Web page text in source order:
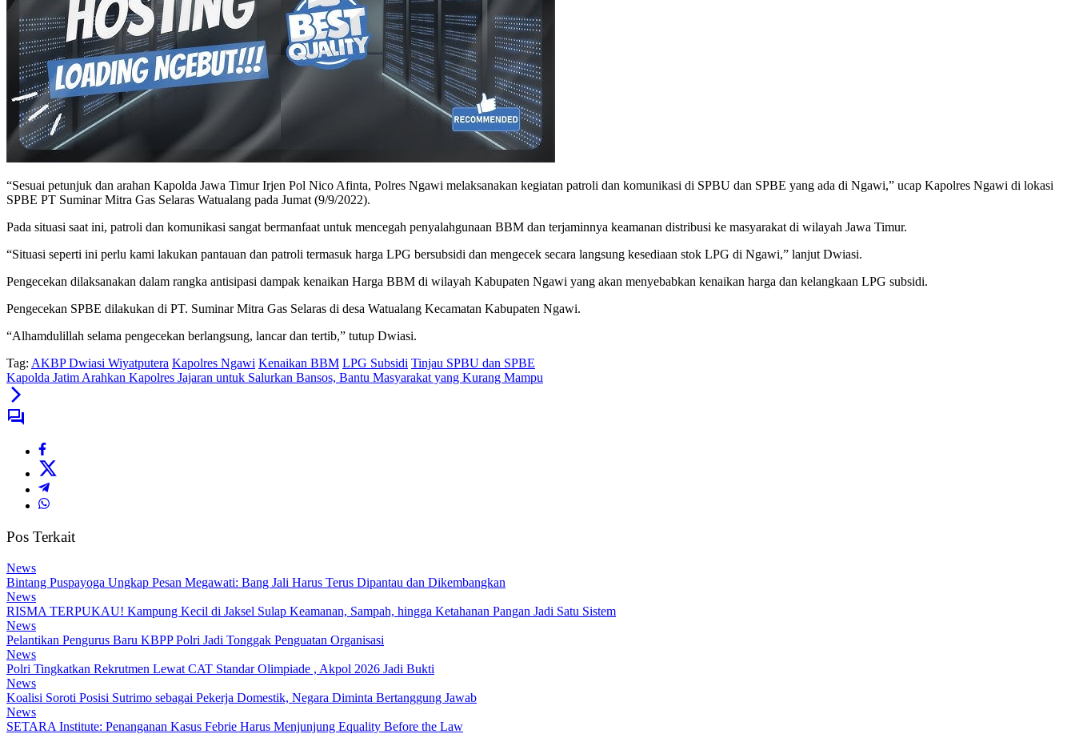
“Sesuai petunjuk dan arahan Kapolda Jawa Timur Irjen Pol Nico Afinta, Polres Ngawi melaksanakan kegiatan patroli dan komunikasi di SPBU dan SPBE yang ada di Ngawi,” ucap Kapolres Ngawi di lokasi
SPBE PT Suminar Mitra Gas Selaras Watualang pada Jumat (9/9/2022).
Pada situasi saat ini, patroli dan komunikasi sangat bermanfaat untuk mencegah penyalahgunaan BBM dan terjaminnya keamanan distribusi ke masyarakat di wilayah Jawa Timur.
“Situasi seperti ini perlu kami lakukan pantauan dan patroli termasuk harga LPG bersubsidi dan mengecek secara langsung kesediaan stok LPG di Ngawi,” lanjut Dwiasi.
Pengecekan dilaksanakan dalam rangka antisipasi dampak kenaikan Harga BBM di wilayah Kabupaten Ngawi yang akan menyebabkan kenaikan harga dan kelangkaan LPG subsidi.
Pengecekan SPBE dilakukan di PT. Suminar Mitra Gas Selaras di desa Watualang Kecamatan Kabupaten Ngawi.
“Alhamdulillah selama pengecekan berlangsung, lancar dan tertib,” tutup Dwiasi.
Tag: AKBP Dwiasi Wiyatputera Kapolres Ngawi Kenaikan BBM LPG Subsidi Tinjau SPBU dan SPBE
Kapolda Jatim Arahkan Kapolres Jajaran untuk Salurkan Bansos, Bantu Masyarakat yang Kurang Mampu
Pos Terkait
News
Bintang Puspayoga Ungkap Pesan Megawati: Bang Jali Harus Terus Dipantau dan Dikembangkan
News
RISMA TERPUKAU! Kampung Kecil di Jaksel Sulap Keamanan, Sampah, hingga Ketahanan Pangan Jadi Satu Sistem
News
Pelantikan Pengurus Baru KBPP Polri Jadi Tonggak Penguatan Organisasi
News
Polri Tingkatkan Rekrutmen Lewat CAT Standar Olimpiade , Akpol 2026 Jadi Bukti
News
Koalisi Soroti Posisi Sutrimo sebagai Pekerja Domestik, Negara Diminta Bertanggung Jawab
News
SETARA Institute: Penanganan Kasus Febrie Harus Menjunjung Equality Before the Law